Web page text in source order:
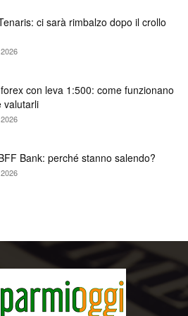
ci sarà rimbalzo dopo il crollo
con leva 1:500: come funzionano
valutarli
Bank: perché stanno salendo?